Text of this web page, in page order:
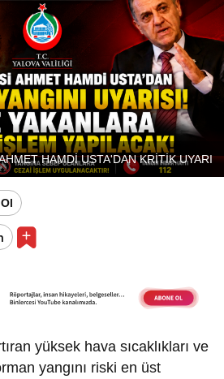
HAMDİ USTA'DAN KRİTİK UYARI
yüksek hava sıcaklıkları ve
yangını riski en üst